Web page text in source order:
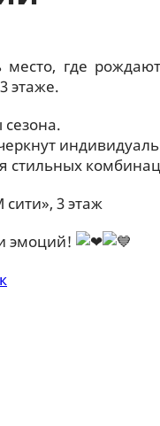
место, где
этаже.
стильных
3 этаж
эмоций!